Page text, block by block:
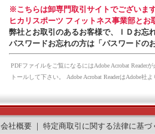
※こちらは卸専門取引サイトでございま
ヒカリスポーツ フィットネス事業部と
弊社とお取引のあるお客様で、ＩＤお忘
パスワードお忘れの方は「パスワードの
PDFファイルをご覧になるにはAdobe Acrobat Reader
トールして下さい。 Adobe Acrobat ReaderはAdobe
会社概要｜ 特定商取引に関する法律に基づ